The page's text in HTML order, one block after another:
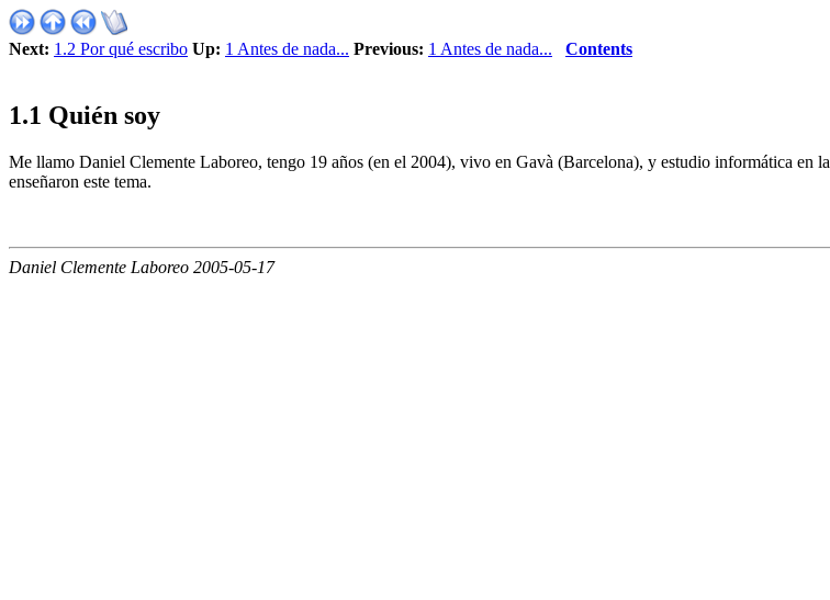
Next: 1.2 Por qué escribo Up: 1 Antes de nada... Previous: 1 Antes de nada... Contents
1.1 Quién soy
Me llamo Daniel Clemente Laboreo, tengo 19 años (en el 2004), vivo en Gavà (Barcelona), y estudio informática en la
enseñaron este tema.
Daniel Clemente Laboreo 2005-05-17